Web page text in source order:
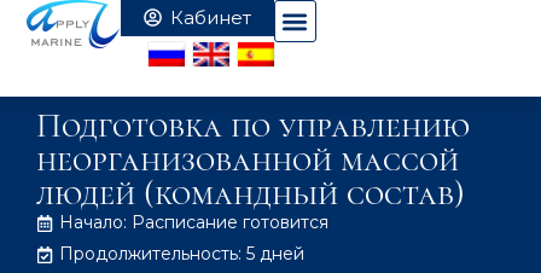
Подготовка по управлению
неорганизованной массой
людей (командный состав)
Начало: Расписание готовится
Продолжительность: 5 дней